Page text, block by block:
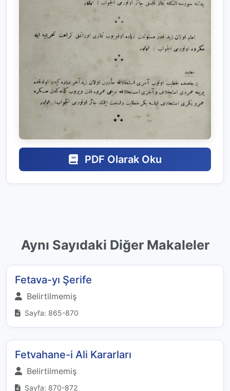
PDF Olarak Oku
Aynı Sayıdaki Diğer Makaleler
Fetava-yı Şerife
Belirtilmemiş
Sayfa: 865-870
Fetvahane-i Ali Kararları
Belirtilmemiş
Sayfa: 870-872